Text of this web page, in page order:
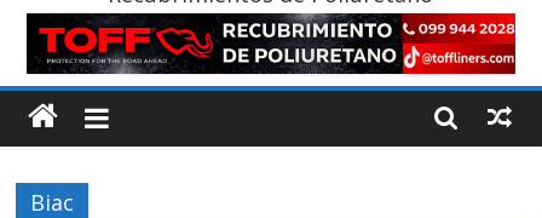
Biac